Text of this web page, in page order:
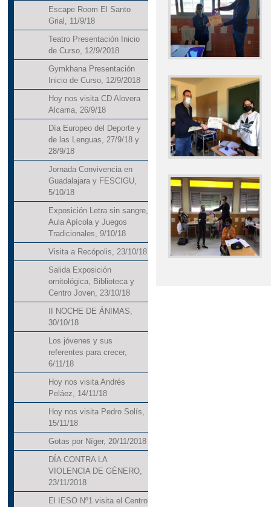
Escape Room El Santo
Grial, 11/9/18
Teatro Presentación Inicio
de Curso, 12/9/2018
Gymkhana Presentación
Inicio de Curso, 12/9/2018
Hoy nos visita CD Alovera
Alcarria, 26/9/18
Día Europeo del Deporte y
de las Lenguas, 27/9/18 y
28/9/18
Jornada Convivencia en
Guadalajara y FESCIGU,
5/10/18
Exposición Letra sin sangre,
Aula Apícola y Juegos
Tradicionales, 9/10/18
Visita a Recópolis, 23/10/18
Salida Exposición
ornitológica, Biblioteca y
Centro Joven, 23/10/18
II NOCHE DE ÁNIMAS,
30/10/18
Los jóvenes y sus
referentes para crecer,
6/11/18
Hoy nos visita Andrés
Peláez, 14/11/18
Hoy nos visita Pedro Solís,
15/11/18
Gotas por Níger, 20/11/2018
DÍA CONTRA LA
VIOLENCIA DE GÉNERO,
23/11/2018
El IESO Nº1 visita el Centro